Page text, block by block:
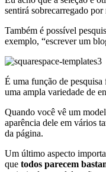
sentirá sobrecarregado por
Também é possível
exemplo, “escrever um
É uma função de
uma ampla variedade de
Quando você vê um
aparência dele em vários
da página.
Um último aspecto
que todos parecem